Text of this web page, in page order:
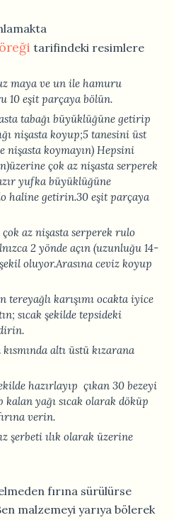
tarifindeki resimlere
maya ve un ile hamuru
10 eşit parçaya bölün.
tabağı büyüklüğüne getirip
nişasta koyup;5 tanesini üst
nişasta koymayın) Hepsini
çok az nişasta serperek
yufka büyüklüğüne
haline getirin.30 eşit parçaya
az nişasta serperek rulo
2 yönde açın (uzunluğu 14-
oluyor.Arasına ceviz koyup
tereyağlı karışımı ocakta iyice
sıcak şekilde tepsideki
altı üstü kızarana
hazırlayıp çıkan 30 bezeyi
kalan yağı sıcak olarak döküp
verin.
şerbeti ılık olarak üzerine
fırına sürülürse
malzemeyi yarıya bölerek